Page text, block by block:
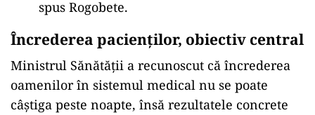
spus Rogobete.
Încrederea pacienților, obiectiv central
Ministrul Sănătății a recunoscut că încrederea
oamenilor în sistemul medical nu se poate
câștiga peste noapte, însă rezultatele concrete